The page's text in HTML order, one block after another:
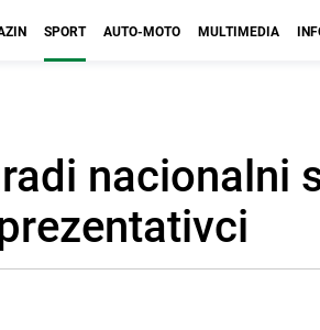
SPORT AUTO-MOTO MULTIMEDIA
nacionalni